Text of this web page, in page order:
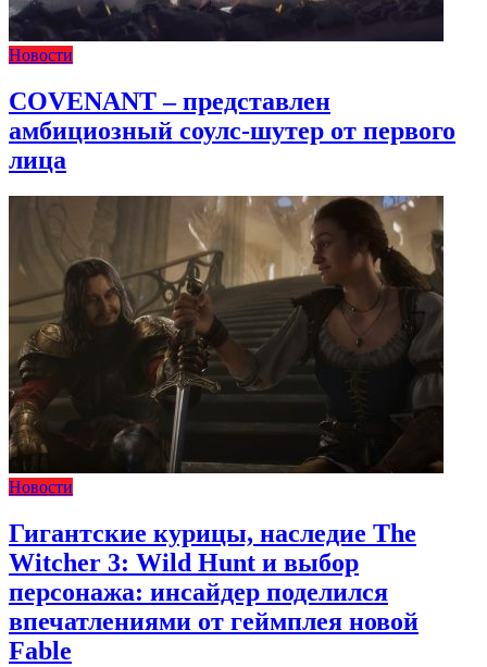
Новости
COVENANT – представлен
амбициозный соулс-шутер от первого
лица
Новости
Гигантские курицы, наследие The
Witcher 3: Wild Hunt и выбор
персонажа: инсайдер поделился
впечатлениями от геймплея новой
Fable